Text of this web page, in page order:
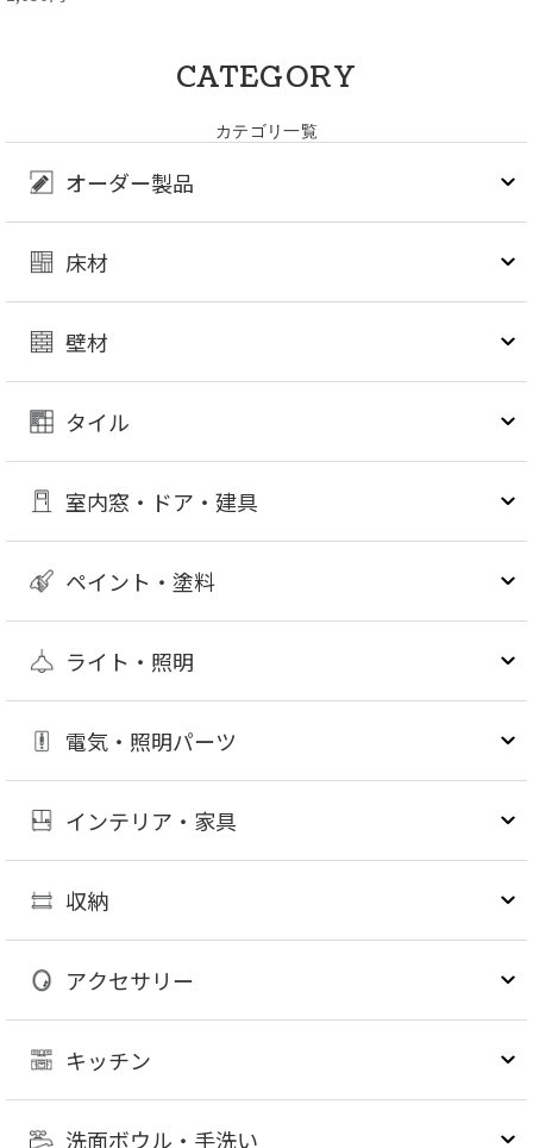
CATEGORY
カテゴリ一覧
オーダー製品
床材
壁材
タイル
室内窓・ドア・建具
ペイント・塗料
ライト・照明
電気・照明パーツ
インテリア・家具
収納
アクセサリー
キッチン
洗面ボウル・手洗い